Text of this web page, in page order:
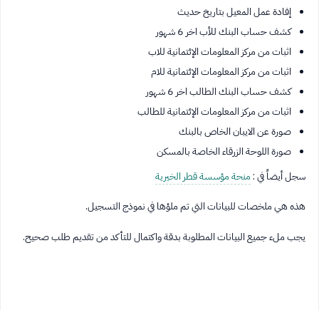
إفادة عمل المعيل بتاريخ حديث
كشف حساب البنك للأب اخر 6 شهور
اثبات من مركز المعلومات الإئتمانية للاب
اثبات من مركز المعلومات الإئتمانية للام
كشف حساب البنك الطالب اخر 6 شهور
اثبات من مركز المعلومات الإئتمانية للطالب
صورة عن الايبان الخاص بالبنك
صورة اللوحة الزرقاء الخاصة بالمسكن
سجل أيضاً في :منحة مؤسسة قطر الخيرية
هذه هي ملخصات للبيانات التي تم ملؤها في نموذج التسجيل.
يجب ملء جميع البيانات المطلوبة بدقة واكتمال للتأكد من تقديم طلب صحيح.